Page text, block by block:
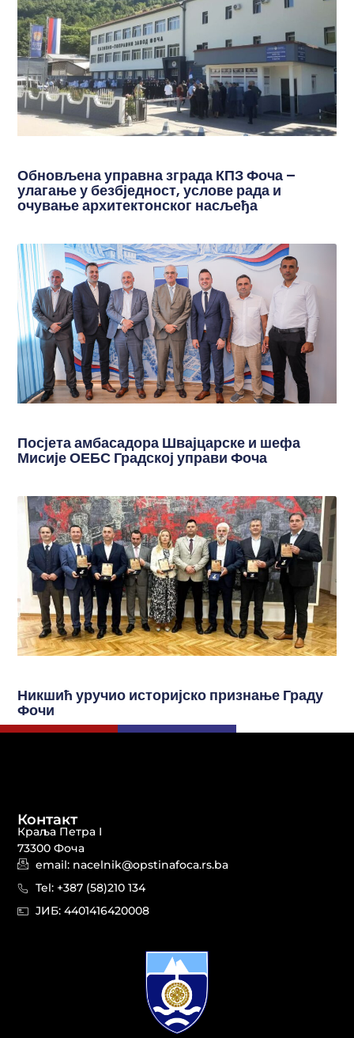
Обновљена управна зграда КПЗ Фоча –
улагање у безбједност, услове рада и
очување архитектонског насљеђа
Посјета амбасадора Швајцарске и шефа
Мисије ОЕБС Градској управи Фоча
Никшић уручио историјско признање Граду
Фочи
Контакт
Краља Петра I
73300 Фоча
email: nacelnik@opstinafoca.rs.ba
Tel: +387 (58)210 134
JИБ: 44014164​20008